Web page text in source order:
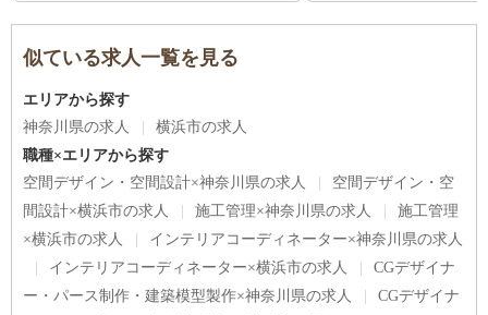
似ている求人一覧を見る
エリアから探す
神奈川県の求人
横浜市の求人
職種×エリアから探す
空間デザイン・空間設計×神奈川県の求人
空間デザイン・空
間設計×横浜市の求人
施工管理×神奈川県の求人
施工管理
×横浜市の求人
インテリアコーディネーター×神奈川県の求人
インテリアコーディネーター×横浜市の求人
CGデザイナ
ー・パース制作・建築模型製作×神奈川県の求人
CGデザイナ